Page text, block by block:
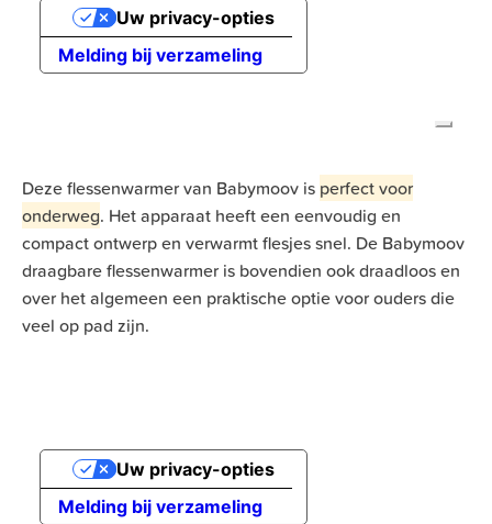
Deze flessenwarmer van Babymoov is perfect voor
onderweg. Het apparaat heeft een eenvoudig en
compact ontwerp en verwarmt flesjes snel. De Babymoov
draagbare flessenwarmer is bovendien ook draadloos en
over het algemeen een praktische optie voor ouders die
veel op pad zijn.